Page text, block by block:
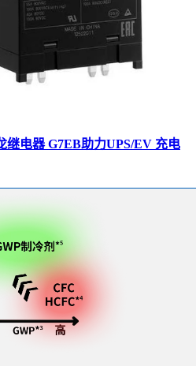
继电器 G7EB助力UPS/EV 充电